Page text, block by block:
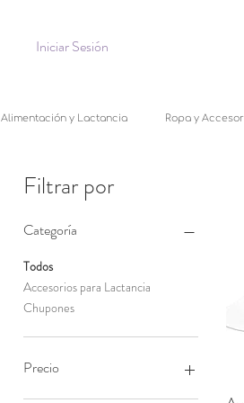
Iniciar Sesión
Alimentación y Lactancia Ropa y
Filtrar por
Categoría
Todos
Accesorios para Lactancia
Chupones
Precio